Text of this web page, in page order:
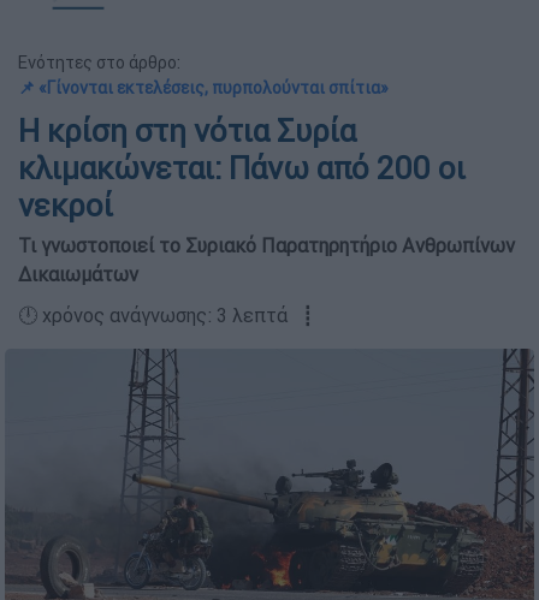
Ενότητες στο άρθρο:
📌 «Γίνονται εκτελέσεις, πυρπολούνται σπίτια»
Η κρίση στη νότια Συρία
κλιμακώνεται: Πάνω από 200 οι
νεκροί
Τι γνωστοποιεί το Συριακό Παρατηρητήριο Ανθρωπίνων
Δικαιωμάτων
🕛 χρόνος ανάγνωσης: 3 λεπτά ┋